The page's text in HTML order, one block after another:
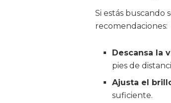
Si estás buscando
recomendaciones:
Descansa la
pies de
Ajusta el
suficiente.